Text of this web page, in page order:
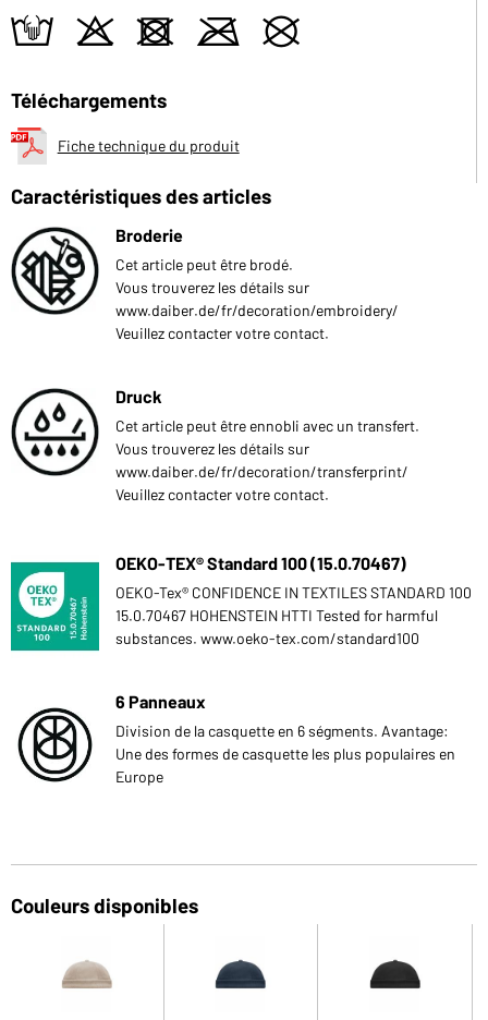
t o d m U
Téléchargements
Fiche technique du produit
Caractéristiques des articles
Broderie
Cet article peut être brodé.
Vous trouverez les détails sur
www.daiber.de/fr/decoration/embroidery/
Veuillez contacter votre contact.
Druck
Cet article peut être ennobli avec un transfert.
Vous trouverez les détails sur
www.daiber.de/fr/decoration/transferprint/
Veuillez contacter votre contact.
OEKO-TEX® Standard 100 (15.0.70467)
OEKO-Tex® CONFIDENCE IN TEXTILES STANDARD 100
15.0.70467 HOHENSTEIN HTTI Tested for harmful
substances. www.oeko-tex.com/standard100
6 Panneaux
Division de la casquette en 6 ségments. Avantage:
Une des formes de casquette les plus populaires en
Europe
Couleurs disponibles